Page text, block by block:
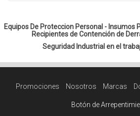
Equipos De Proteccion Personal - Insumos
Recipientes de Contención de
Seguridad Industrial en el
Promociones Nosotros Marcas
Botón de